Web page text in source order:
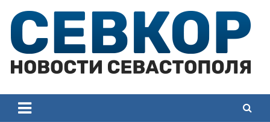
content
Севастополя
Севастополя